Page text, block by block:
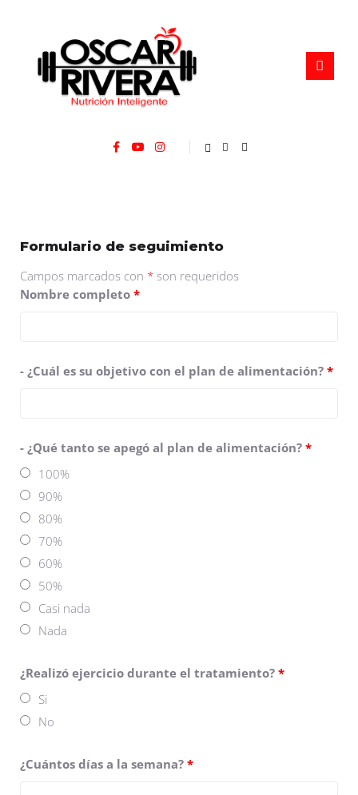
Formulario de seguimiento
Campos marcados con * son requeridos
Nombre completo *
- ¿Cuál es su objetivo con el plan de alimentación? *
- ¿Qué tanto se apegó al plan de alimentación? *
100%
90%
80%
70%
60%
50%
Casi nada
Nada
¿Realizó ejercicio durante el tratamiento? *
Si
No
¿Cuántos días a la semana? *